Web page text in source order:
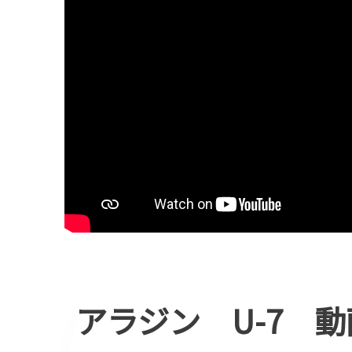
アラジン U-7 動